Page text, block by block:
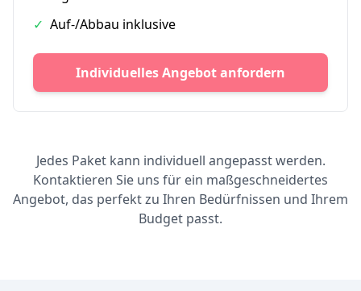
✓ Auf-/Abbau inklusive
Individuelles Angebot anfordern
Jedes Paket kann individuell angepasst werden.
Kontaktieren Sie uns für ein maßgeschneidertes
Angebot, das perfekt zu Ihren Bedürfnissen und Ihrem
Budget passt.